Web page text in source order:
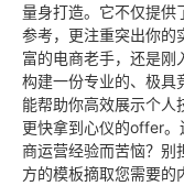
量身打造。它不仅提供
参考，更注重突出你的
富的电商老手，还是刚
构建一份专业的、极具
能帮助你高效展示个人
更快拿到心仪的offer
商运营经验而苦恼？别
方的模板摘取您需要的